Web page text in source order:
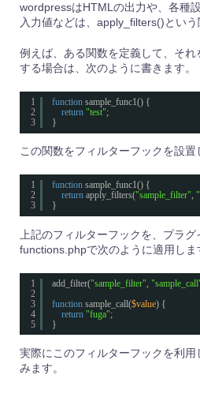
wordpressはHTMLの出力や、各種
入力値などは、apply_filters()という
例えば、ある関数を定義して、そ
する場合は、次のように書きます。
1
2
3
function sample_func1() {
return "test";
}
この関数をフィルターフックを設置
1
2
3
function sample_func1() {
return apply_filters("sample_filter",
}
上記のフィルターフックを、プラ
functions.phpで次のように適用しま
1
2
3
4
5
add_filter("sample_filter"
function sample_call($value) {
return "fuga";
}
実際にこのフィルターフックを利
みます。